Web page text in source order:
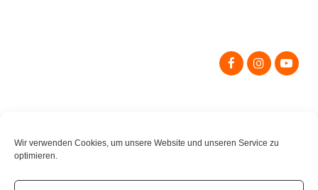
Wir verwenden Cookies, um unsere Website und unseren Service zu
optimieren.